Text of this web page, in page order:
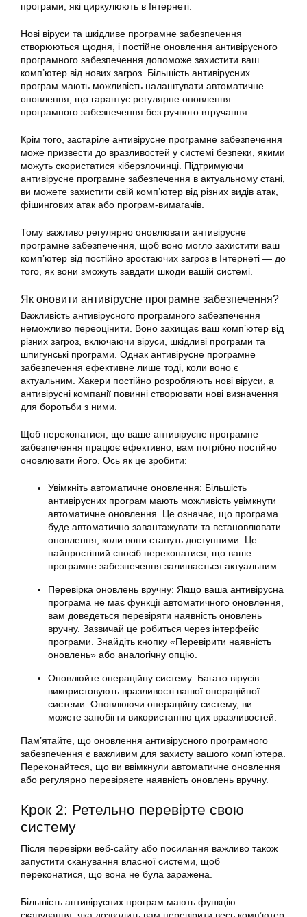
програми, які циркулюють в Інтернеті.
Нові віруси та шкідливе програмне забезпечення
створюються щодня, і постійне оновлення антивірусного
програмного забезпечення допоможе захистити ваш
комп’ютер від нових загроз. Більшість антивірусних
програм мають можливість налаштувати автоматичне
оновлення, що гарантує регулярне оновлення
програмного забезпечення без ручного втручання.
Крім того, застаріле антивірусне програмне забезпечення
може призвести до вразливостей у системі безпеки, якими
можуть скористатися кіберзлочинці. Підтримуючи
антивірусне програмне забезпечення в актуальному стані,
ви можете захистити свій комп’ютер від різних видів атак,
фішингових атак або програм-вимагачів.
Тому важливо регулярно оновлювати антивірусне
програмне забезпечення, щоб воно могло захистити ваш
комп’ютер від постійно зростаючих загроз в Інтернеті — до
того, як вони зможуть завдати шкоди вашій системі.
Як оновити антивірусне програмне забезпечення?
Важливість антивірусного програмного забезпечення
неможливо переоцінити. Воно захищає ваш комп’ютер від
різних загроз, включаючи віруси, шкідливі програми та
шпигунські програми. Однак антивірусне програмне
забезпечення ефективне лише тоді, коли воно є
актуальним. Хакери постійно розробляють нові віруси, а
антивірусні компанії повинні створювати нові визначення
для боротьби з ними.
Щоб переконатися, що ваше антивірусне програмне
забезпечення працює ефективно, вам потрібно постійно
оновлювати його. Ось як це зробити:
Увімкніть автоматичне оновлення: Більшість
антивірусних програм мають можливість увімкнути
автоматичне оновлення. Це означає, що програма
буде автоматично завантажувати та встановлювати
оновлення, коли вони стануть доступними. Це
найпростіший спосіб переконатися, що ваше
програмне забезпечення залишається актуальним.
Перевірка оновлень вручну: Якщо ваша антивірусна
програма не має функції автоматичного оновлення,
вам доведеться перевіряти наявність оновлень
вручну. Зазвичай це робиться через інтерфейс
програми. Знайдіть кнопку «Перевірити наявність
оновлень» або аналогічну опцію.
Оновлюйте операційну систему: Багато вірусів
використовують вразливості вашої операційної
системи. Оновлюючи операційну систему, ви
можете запобігти використанню цих вразливостей.
Пам’ятайте, що оновлення антивірусного програмного
забезпечення є важливим для захисту вашого комп’ютера.
Переконайтеся, що ви ввімкнули автоматичне оновлення
або регулярно перевіряєте наявність оновлень вручну.
Крок 2: Ретельно перевірте свою
систему
Після перевірки веб-сайту або посилання важливо також
запустити сканування власної системи, щоб
переконатися, що вона не була заражена.
Більшість антивірусних програм мають функцію